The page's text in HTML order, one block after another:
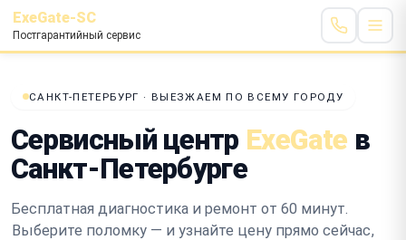
ExeGate-SC
Постгарантийный сервис
САНКТ-ПЕТЕРБУРГ · ВЫЕЗЖАЕМ ПО ВСЕМУ ГОРОДУ
Сервисный центр ExeGate в
Санкт-Петербурге
Бесплатная диагностика и ремонт от 60 минут.
Выберите поломку — и узнайте цену прямо сейчас,